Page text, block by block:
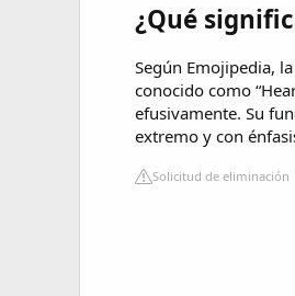
¿Qué
Según Emojipedia,
conocido como
efusivamente. Su
extremo y con
Solicitud de eliminación